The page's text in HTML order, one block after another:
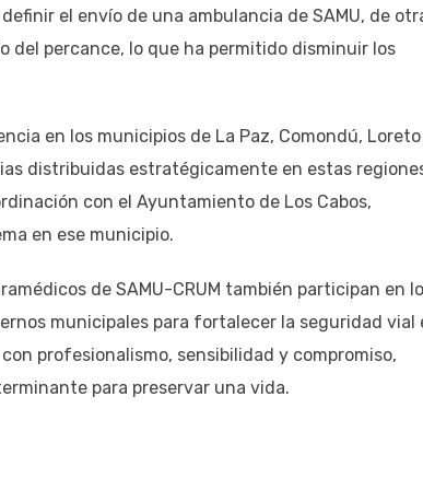
el envío de una ambulancia de SAMU, de
percance, lo que ha permitido disminuir los
en los municipios de La Paz, Comondú,
distribuidas estratégicamente en estas
con el Ayuntamiento de Los Cabos,
en ese municipio.
de SAMU-CRUM también participan en
municipales para fortalecer la seguridad vial
profesionalismo, sensibilidad y compromiso,
para preservar una vida.